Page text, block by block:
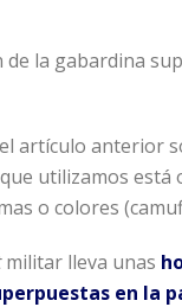
de la gabardina
artículo anterior
utilizamos
o colores
militar lleva unas
en la